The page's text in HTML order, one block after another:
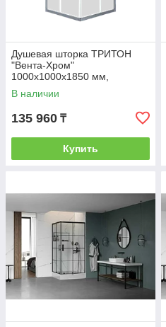
Душевая шторка ТРИТОН
"Вента-Хром"
1000х1000х1850 мм,
квадратная (1 место)
В наличии
135 960 ₸
Купить